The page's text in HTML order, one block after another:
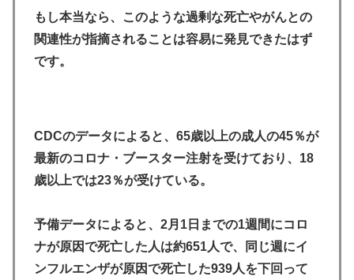
もし本当なら、このような過剰な死亡やがんとの
関連性が指摘されることは容易に発見できたはず
です。
CDCのデータによると、65歳以上の成人の45％が
最新のコロナ・ブースター注射を受けており、18
歳以上では23％が受けている。
予備データによると、2月1日までの1週間にコロ
ナが原因で死亡した人は約651人で、同じ週にイ
ンフルエンザが原因で死亡した939人を下回って